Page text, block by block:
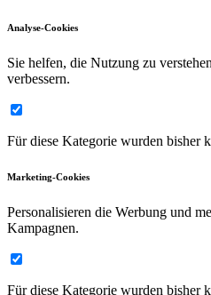
Analyse-Cookies
Sie helfen, die Nutzung zu
verbessern.
Für diese Kategorie wurden bisher
Marketing-Cookies
Personalisieren die Werbung und
Kampagnen.
Für diese Kategorie wurden bisher